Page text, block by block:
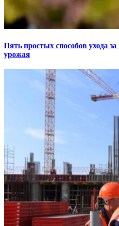
Пять простых способов ухода
урожая